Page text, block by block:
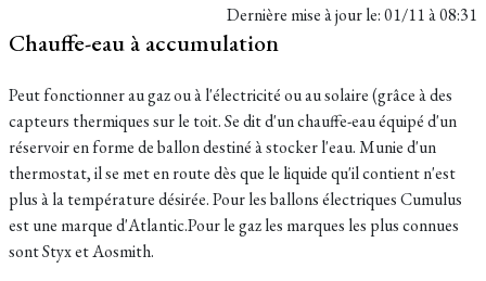
Dernière mise à jour le:01/11 à 08:31
Chauffe-eau à accumulation
Peut fonctionner au gaz ou à l'électricité ou au solaire (grâce à des
capteurs thermiques sur le toit. Se dit d'un chauffe-eau équipé d'un
réservoir en forme de ballon destiné à stocker l'eau. Munie d'un
thermostat, il se met en route dès que le liquide qu'il contient n'est
plus à la température désirée. Pour les ballons électriques Cumulus
est une marque d'Atlantic.Pour le gaz les marques les plus connues
sont Styx et Aosmith.